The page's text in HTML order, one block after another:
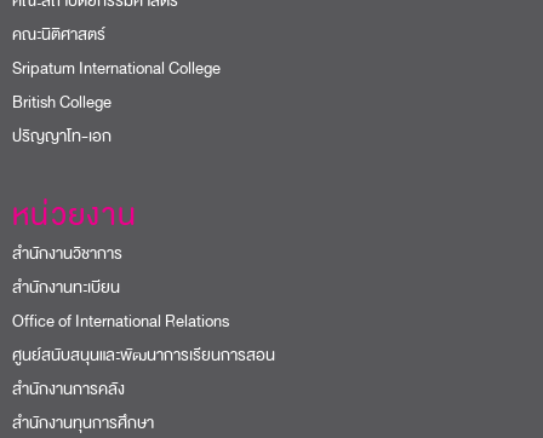
คณะนิติศาสตร์
Sripatum International College
British College
ปริญญาโท-เอก
หน่วยงาน
สำนักงานวิชาการ
สำนักงานทะเบียน
Office of International Relations
ศูนย์สนับสนุนและพัฒนาการเรียนการสอน
สำนักงานการคลัง
สำนักงานทุนการศึกษา